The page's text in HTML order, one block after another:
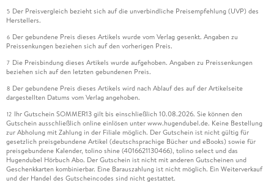
5 Der Preisvergleich bezieht sich auf die unverbindliche Preisempfehlung (UVP) des
Herstellers.
6 Der gebundene Preis dieses Artikels wurde vom Verlag gesenkt. Angaben zu
Preissenkungen beziehen sich auf den vorherigen Preis.
7 Die Preisbindung dieses Artikels wurde aufgehoben. Angaben zu Preissenkungen
beziehen sich auf den letzten gebundenen Preis.
8 Der gebundene Preis dieses Artikels wird nach Ablauf des auf der Artikelseite
dargestellten Datums vom Verlag angehoben.
12 Ihr Gutschein SOMMER13 gilt bis einschließlich 10.08.2026. Sie können den
Gutschein ausschließlich online einlösen unter www.hugendubel.de. Keine Bestellung
zur Abholung mit Zahlung in der Filiale möglich. Der Gutschein ist nicht gültig für
gesetzlich preisgebundene Artikel (deutschsprachige Bücher und eBooks) sowie für
preisgebundene Kalender, tolino shine (4016621130466), tolino select und das
Hugendubel Hörbuch Abo. Der Gutschein ist nicht mit anderen Gutscheinen und
Geschenkkarten kombinierbar. Eine Barauszahlung ist nicht möglich. Ein Weiterverkauf
und der Handel des Gutscheincodes sind nicht gestattet.